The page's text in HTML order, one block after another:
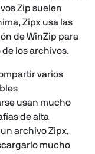
Zip suelen
Zipx usa las
de WinZip para
los archivos.
varios
usan mucho
de alta
archivo Zipx,
mucho